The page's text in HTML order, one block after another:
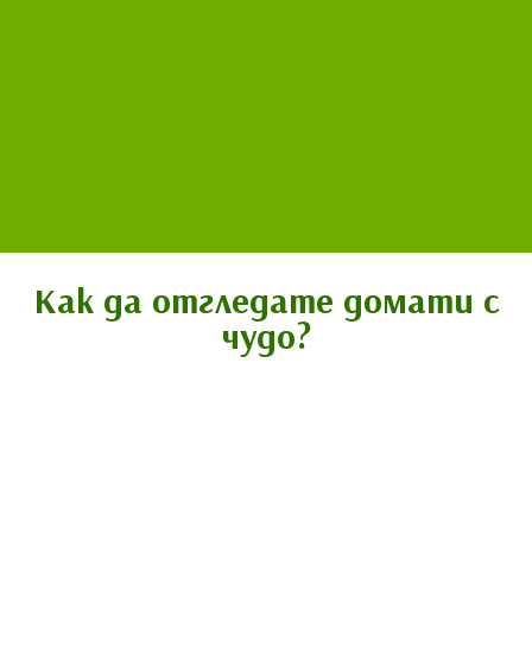
Как да отгледате домати с
чудо?